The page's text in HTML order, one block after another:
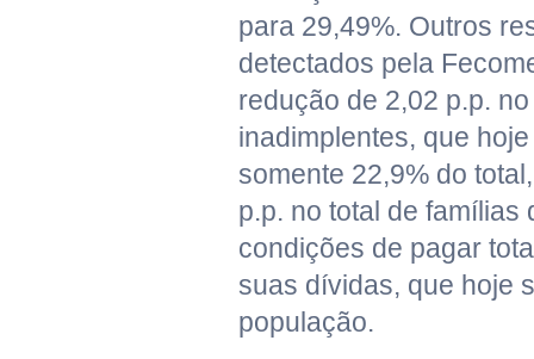
para 29,49%. Outros
detectados pela
redução de 2,02 p.p.
inadimplentes, que
somente 22,9% do
p.p. no total de famílias
condições de pagar
suas dívidas, que hoje
população.